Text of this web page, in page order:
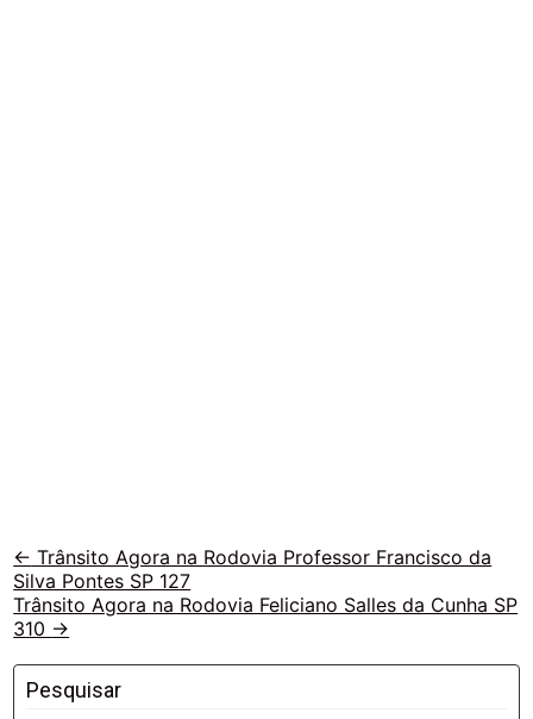
Veja
outras
vias
← Trânsito Agora na Rodovia Professor Francisco da
Silva Pontes SP 127
Trânsito Agora na Rodovia Feliciano Salles da Cunha SP
310 →
Pesquisar